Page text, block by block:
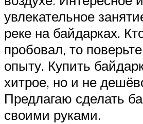
увлекательное
реке на байдарках.
пробовал, то
опыту. Купить
хитрое, но и не
Предлагаю сделать
своими руками.